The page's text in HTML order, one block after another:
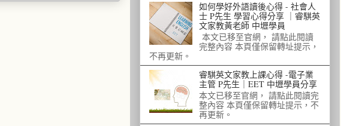
如何學好外語讀後心得 - 社會人
士 P先生 學習心得分享 ｜睿騏英
文家教黃老師 中壢學員
本文已移至官網， 請點此閱讀
完整內容 本頁僅保留轉址提示，
不再更新。
睿騏英文家教上課心得 -電子業
主管 P先生｜EET 中壢學員分享
本文已移至官網， 請點此閱讀完
整內容 本頁僅保留轉址提示，不
再更新。